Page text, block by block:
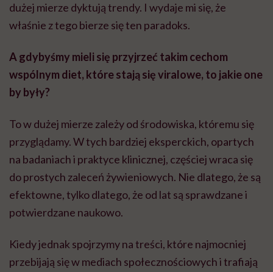
dużej mierze dyktują trendy. I wydaje mi się, że
właśnie z tego bierze się ten paradoks.
A gdybyśmy mieli się przyjrzeć takim cechom
wspólnym diet, które stają się viralowe, to jakie one
by były?
To w dużej mierze zależy od środowiska, któremu się
przyglądamy. W tych bardziej eksperckich, opartych
na badaniach i praktyce klinicznej, częściej wraca się
do prostych zaleceń żywieniowych. Nie dlatego, że są
efektowne, tylko dlatego, że od lat są sprawdzane i
potwierdzane naukowo.
Kiedy jednak spojrzymy na treści, które najmocniej
przebijają się w mediach społecznościowych i trafiają